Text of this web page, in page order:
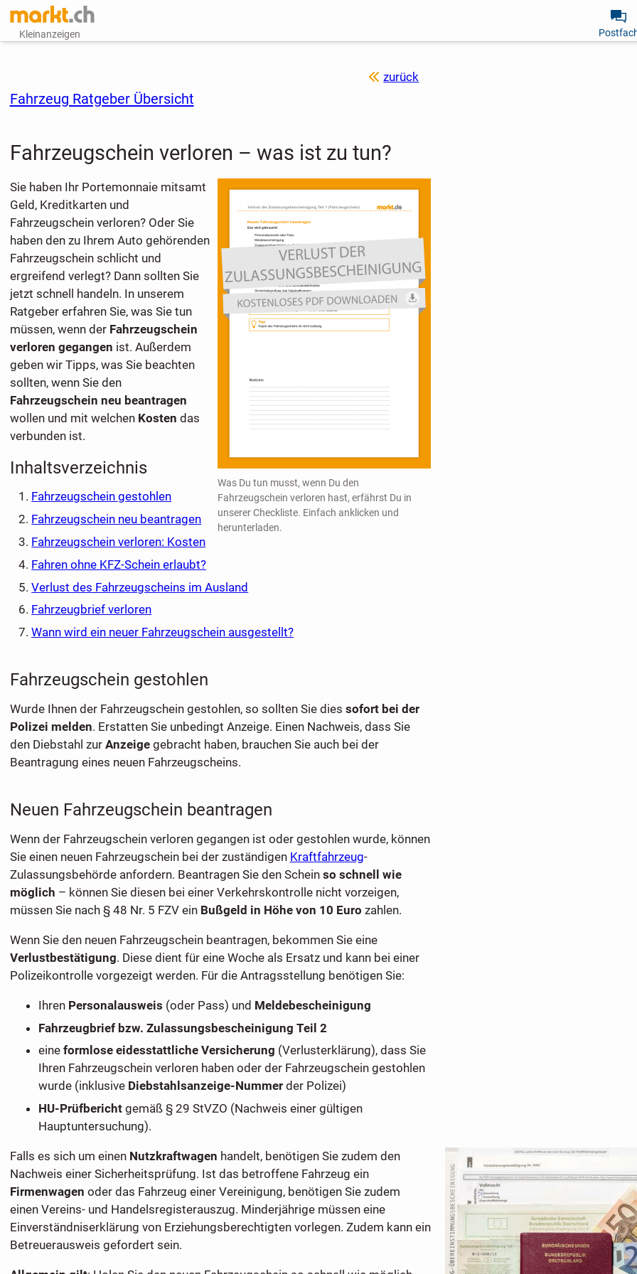
Kleinanzeigen
zurück
Fahrzeug Ratgeber Übersicht
Fahrzeugschein verloren – was ist zu tun?
Was Du tun musst, wenn Du den
Fahrzeugschein verloren hast, erfährst Du in
unserer Checkliste. Einfach anklicken und
herunterladen.
Sie haben Ihr Portemonnaie mitsamt
Geld, Kreditkarten und
Fahrzeugschein verloren? Oder Sie
haben den zu Ihrem Auto gehörenden
Fahrzeugschein schlicht und
ergreifend verlegt? Dann sollten Sie
jetzt schnell handeln. In unserem
Ratgeber erfahren Sie, was Sie tun
müssen, wenn der Fahrzeugschein
verloren gegangen ist. Außerdem
geben wir Tipps, was Sie beachten
sollten, wenn Sie den
Fahrzeugschein neu beantragen
wollen und mit welchen Kosten das
verbunden ist.
Inhaltsverzeichnis
Fahrzeugschein gestohlen
Fahrzeugschein neu beantragen
Fahrzeugschein verloren: Kosten
Fahren ohne KFZ-Schein erlaubt?
Verlust des Fahrzeugscheins im Ausland
Fahrzeugbrief verloren
Wann wird ein neuer Fahrzeugschein ausgestellt?
Fahrzeugschein gestohlen
Wurde Ihnen der Fahrzeugschein gestohlen, so sollten Sie dies sofort bei der
Polizei melden. Erstatten Sie unbedingt Anzeige. Einen Nachweis, dass Sie
den Diebstahl zur Anzeigegebracht haben, brauchen Sie auch bei der
Beantragung eines neuen Fahrzeugscheins.
Neuen Fahrzeugschein beantragen
Wenn der Fahrzeugschein verloren gegangen ist oder gestohlen wurde, können
Sie einen neuen Fahrzeugschein bei der zuständigen Kraftfahrzeug-
Zulassungsbehörde anfordern. Beantragen Sie den Schein so schnell wie
möglich – können Sie diesen bei einer Verkehrskontrolle nicht vorzeigen,
müssen Sie nach § 48 Nr. 5 FZV ein Bußgeld in Höhe von 10 Euro zahlen.
Wenn Sie den neuen Fahrzeugschein beantragen, bekommen Sie eine
Verlustbestätigung. Diese dient für eine Woche als Ersatz und kann bei einer
Polizeikontrolle vorgezeigt werden. Für die Antragsstellung benötigen Sie:
Ihren Personalausweis (oder Pass) und Meldebescheinigung
Fahrzeugbrief bzw. Zulassungsbescheinigung Teil 2
eine formlose eidesstattliche Versicherung (Verlusterklärung), dass Sie
Ihren Fahrzeugschein verloren haben oder der Fahrzeugschein gestohlen
wurde (inklusive Diebstahlsanzeige-Nummerder Polizei)
HU-Prüfberichtgemäß § 29 StVZO (Nachweis einer gültigen
Hauptuntersuchung).
Falls es sich um einen Nutzkraftwagen handelt, benötigen Sie zudem den
Nachweis einer Sicherheitsprüfung. Ist das betroffene Fahrzeug ein
Firmenwagen oder das Fahrzeug einer Vereinigung, benötigen Sie zudem
einen Vereins- und Handelsregisterauszug. Minderjährige müssen eine
Einverständniserklärung von Erziehungsberechtigten vorlegen. Zudem kann ein
Betreuerausweis gefordert sein.